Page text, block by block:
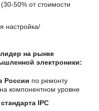
50% от стоимости
настройка/
на рынке
электроники:
России по ремонту
компонентном уровне
стандарта IPC